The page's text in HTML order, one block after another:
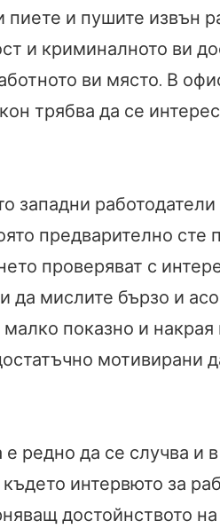
пиете и пушите извън
и криминалното ви
ви място. В
трябва да се
западни
предварително сте
проверяват с
да мислите бързо и
показно и
мотивирани
редно да се случва и
интервюто за
достойнството